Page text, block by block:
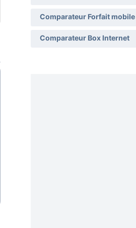
Comparateur Forfait mobile
Comparateur Box Internet